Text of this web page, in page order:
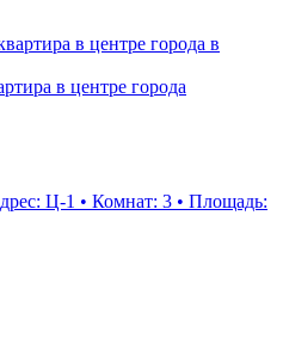
в центре города
Ц-1 • Комнат: 3 • Площадь: